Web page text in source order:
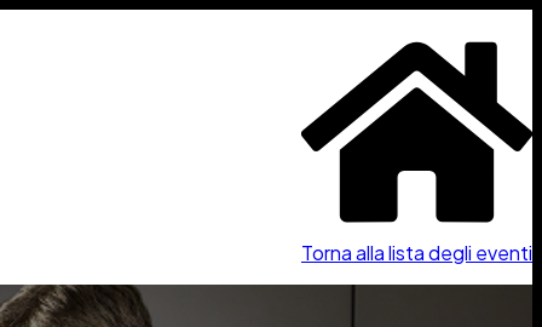
Torna alla lista degli eventi